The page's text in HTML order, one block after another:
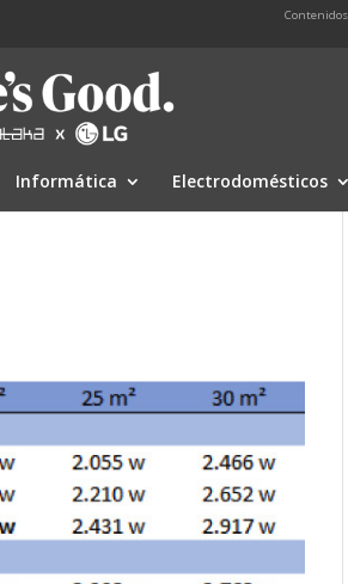
Informática Electrodomésticos